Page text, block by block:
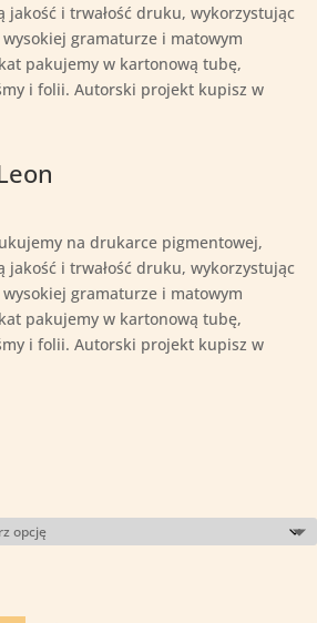
jakość i trwałość druku, wykorzystując
gramaturze i matowym
pakujemy w kartonową tubę,
i folii. Autorski projekt kupisz w
na drukarce pigmentowej,
jakość i trwałość druku, wykorzystując
gramaturze i matowym
pakujemy w kartonową tubę,
i folii. Autorski projekt kupisz w